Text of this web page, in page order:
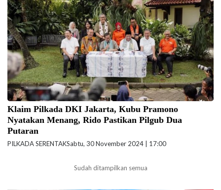
Karno umumkan kemenangan di Pilgub DKI Jakarta saat deklarasi
kemenangan beberapa waktu lalu. (Foto: Instagram @pramonoanungw)
Klaim Pilkada DKI Jakarta, Kubu Pramono
Nyatakan Menang, Rido Pastikan Pilgub Dua
Putaran
PILKADA SERENTAKSabtu, 30 November 2024 | 17:00
Sudah ditampilkan semua